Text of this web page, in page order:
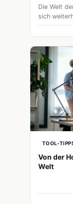
Die Welt
sich
digitale
Jahren vor
wächst der
breiteren
TOOL-
Von der
Welt